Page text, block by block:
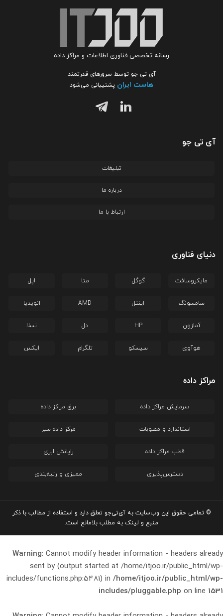
رسانه تخصصی فناوری اطلاعات و مراکز داده
آی تی جو توسط سرورهای قدرتمند
هاست ایران پشتیبانی می‌شود
آی تی جو
تبلیغات
درباره ما
ارتباط با ما
دنیای فناوری
مایکروسافت گوگل متا اپل
سامسونگ اینتل AMD انویدیا
آمازون HP دل تسلا
هوآوی سیسکو تلگرام ایکس
مراکز داده
سرمایش مراکز داده برق مراکز داده
استاندارد و مصوبات مرکز داده سبز
قطب مراکز داده رایانش ابری
دسترس‌پذیری ممیزی و رتبه‌بندی
© تمامی حقوق این وب‌سایت به آی‌تی‌جو تعلق دارد و استفاده از مطالب با ذکر
منبع و لینک به مطلب بلامانع است.
Warning: Cannot modify header information - headers already
sent by (output started at /home/itjoo.ir/public_html/wp-
includes/functions.php:5481) in /home/itjoo.ir/public_html/wp-
includes/pluggable.php on line 1531